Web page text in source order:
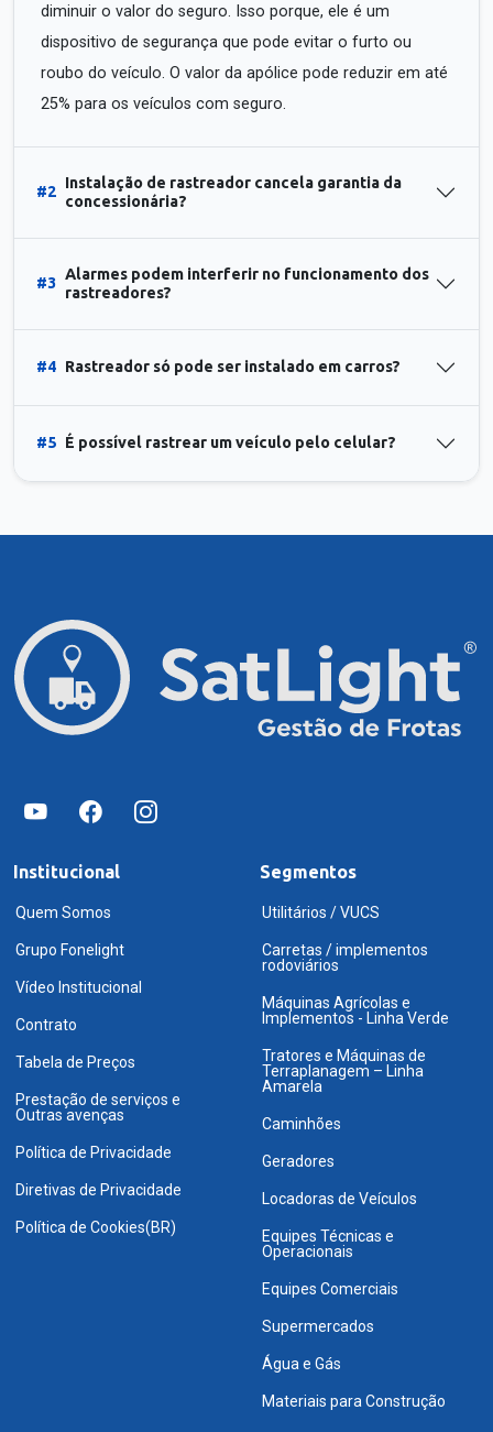
diminuir o valor do seguro. Isso porque, ele é um
dispositivo de segurança que pode evitar o furto ou
roubo do veículo. O valor da apólice pode reduzir em até
25% para os veículos com seguro.
#2
Instalação de rastreador cancela garantia da
concessionária?
#3
Alarmes podem interferir no funcionamento dos
rastreadores?
#4 Rastreador só pode ser instalado em carros?
#5 É possível rastrear um veículo pelo celular?
Institucional
Quem Somos
Grupo Fonelight
Vídeo Institucional
Contrato
Tabela de Preços
Prestação de serviços e
Outras avenças
Política de Privacidade
Diretivas de Privacidade
Política de Cookies(BR)
Segmentos
Utilitários / VUCS
Carretas / implementos
rodoviários
Máquinas Agrícolas e
Implementos - Linha Verde
Tratores e Máquinas de
Terraplanagem – Linha
Amarela
Caminhões
Geradores
Locadoras de Veículos
Equipes Técnicas e
Operacionais
Equipes Comerciais
Supermercados
Água e Gás
Materiais para Construção